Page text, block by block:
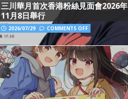
三川華月首次香港粉絲見面會2026年
11月8日舉行
2026/07/29 COMMENTS OFF